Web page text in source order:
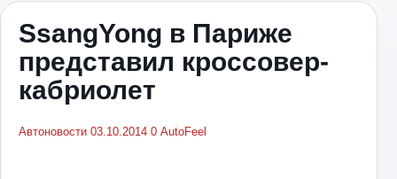
SsangYong в Париже
представил кроссовер-
кабриолет
Автоновости 03.10.2014 0 AutoFeel